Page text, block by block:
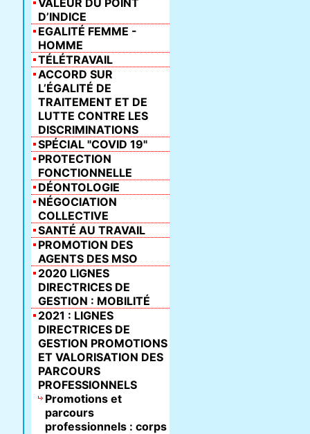
VALEUR DU POINT
D’INDICE
EGALITÉ FEMME -
HOMME
TÉLÉTRAVAIL
ACCORD SUR
L’ÉGALITÉ DE
TRAITEMENT ET DE
LUTTE CONTRE LES
DISCRIMINATIONS
SPÉCIAL "COVID 19"
PROTECTION
FONCTIONNELLE
DÉONTOLOGIE
NÉGOCIATION
COLLECTIVE
SANTÉ AU TRAVAIL
PROMOTION DES
AGENTS DES MSO
2020 LIGNES
DIRECTRICES DE
GESTION : MOBILITÉ
2021 : LIGNES
DIRECTRICES DE
GESTION PROMOTIONS
ET VALORISATION DES
PARCOURS
PROFESSIONNELS
Promotions et
parcours
professionnels : corps